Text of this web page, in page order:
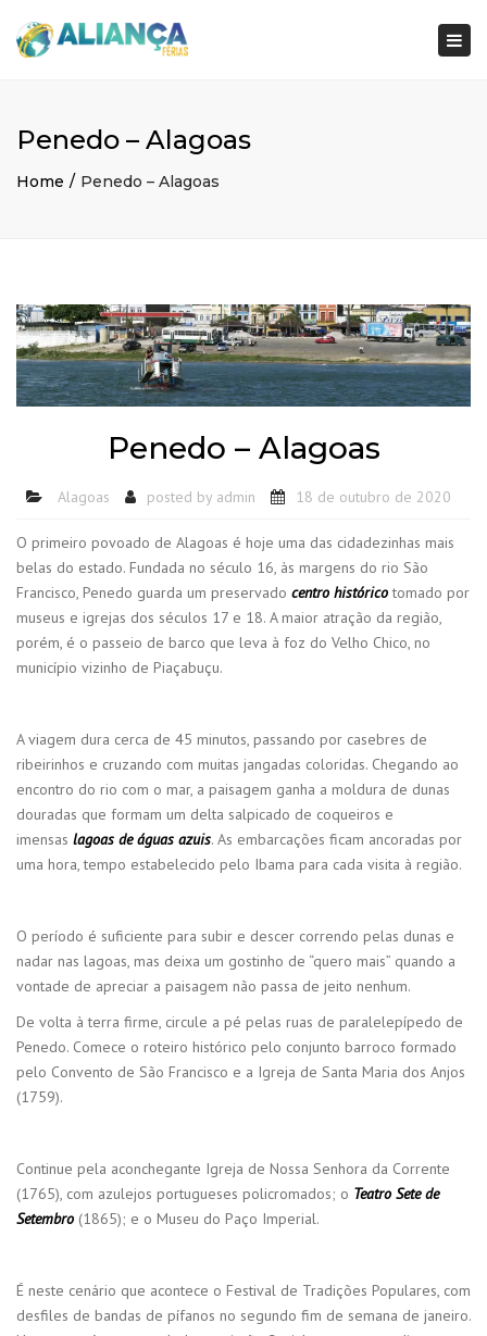
Penedo – Alagoas
Home Penedo – Alagoas
Penedo – Alagoas
Alagoas posted by admin 18 de outubro de 2020
O primeiro povoado de Alagoas é hoje uma das cidadezinhas mais
belas do estado. Fundada no século 16, às margens do rio São
Francisco, Penedo guarda um preservado centro históricotomado por
museus e igrejas dos séculos 17 e 18. A maior atração da região,
porém, é o passeio de barco que leva à foz do Velho Chico, no
município vizinho de Piaçabuçu.
A viagem dura cerca de 45 minutos, passando por casebres de
ribeirinhos e cruzando com muitas jangadas coloridas. Chegando ao
encontro do rio com o mar, a paisagem ganha a moldura de dunas
douradas que formam um delta salpicado de coqueiros e
imensas lagoas de águas azuis. As embarcações ficam ancoradas por
uma hora, tempo estabelecido pelo Ibama para cada visita à região.
O período é suficiente para subir e descer correndo pelas dunas e
nadar nas lagoas, mas deixa um gostinho de “quero mais” quando a
vontade de apreciar a paisagem não passa de jeito nenhum.
De volta à terra firme, circule a pé pelas ruas de paralelepípedo de
Penedo. Comece o roteiro histórico pelo conjunto barroco formado
pelo Convento de São Francisco e a Igreja de Santa Maria dos Anjos
(1759).
Continue pela aconchegante Igreja de Nossa Senhora da Corrente
(1765), com azulejos portugueses policromados; o Teatro Sete de
Setembro (1865); e o Museu do Paço Imperial.
É neste cenário que acontece o Festival de Tradições Populares, com
desfiles de bandas de pífanos no segundo fim de semana de janeiro.